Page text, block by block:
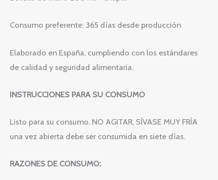
Consumo preferente: 365 días desde producción
Elaborado en España, cumpliendo con los estándares
de calidad y seguridad alimentaria.
INSTRUCCIONES PARA SU CONSUMO
Listo para su consumo. NO AGITAR, SÍVASE MUY FRÍA
una vez abierta debe ser consumida en siete días.
RAZONES DE CONSUMO: